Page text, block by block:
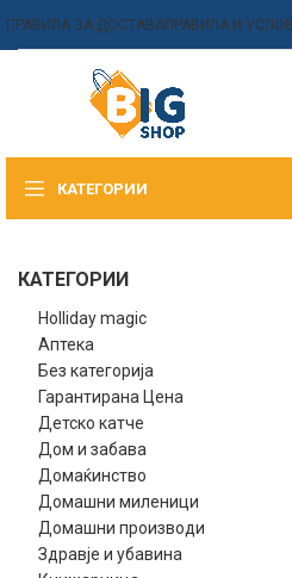
ПРАВИЛА ЗА ДОСТАВАПРАВИЛА И
КАТЕГОРИИ
КАТЕГОРИИ
Holliday magic
Аптека
Без категорија
Гарантирана Цена
Детско катче
Дом и забава
Домаќинство
Домашни миленици
Домашни производи
Здравје и убавина